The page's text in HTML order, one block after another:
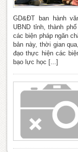
GD&ĐT ban hành
UBND tỉnh, thành
các biện pháp ngăn
bản này, thời gian
đạo thực hiện các
bạo lực học [...]